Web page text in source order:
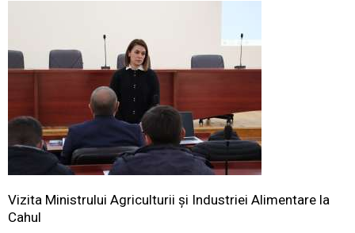
Vizita Ministrului Agriculturii și Industriei Alimentare la
Cahul